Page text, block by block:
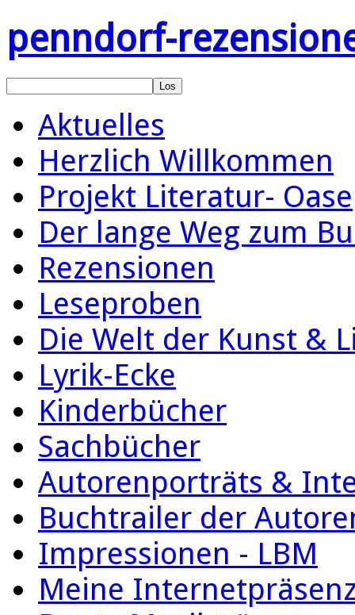
penndorf-
Aktuelles
Herzlich Willkommen
Projekt Literatur- Oase
Der lange Weg zum
Rezensionen
Leseproben
Die Welt der Kunst &
Lyrik-Ecke
Kinderbücher
Sachbücher
Autorenporträts &
Buchtrailer der
Impressionen - LBM
Meine